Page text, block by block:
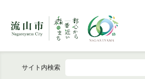
サイト内検索